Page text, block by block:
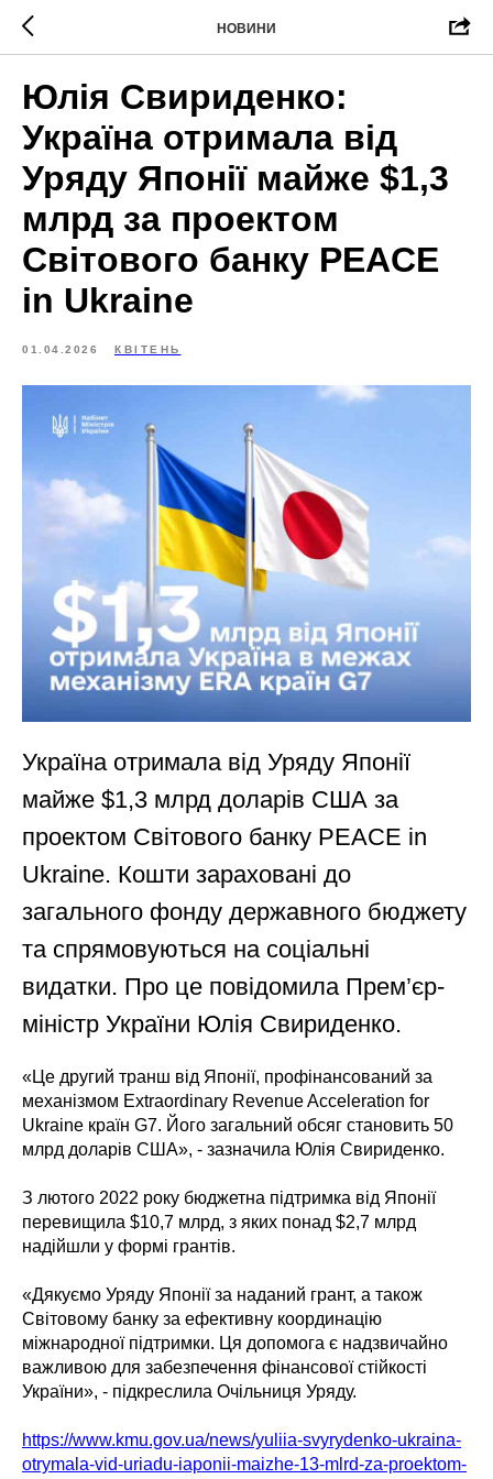
НОВИНИ
Юлія Свириденко:
Україна отримала від
Уряду Японії майже $1,3
млрд за проектом
Світового банку PEACE
in Ukraine
01.04.2026 КВІТЕНЬ
Україна отримала від Уряду Японії
майже $1,3 млрд доларів США за
проектом Світового банку PEACE in
Ukraine. Кошти зараховані до
загального фонду державного бюджету
та спрямовуються на соціальні
видатки. Про це повідомила Прем’єр-
міністр України Юлія Свириденко.
«Це другий транш від Японії, профінансований за
механізмом Extraordinary Revenue Acceleration for
Ukraine країн G7. Його загальний обсяг становить 50
млрд доларів США», - зазначила Юлія Свириденко.
З лютого 2022 року бюджетна підтримка від Японії
перевищила $10,7 млрд, з яких понад $2,7 млрд
надійшли у формі грантів.
«Дякуємо Уряду Японії за наданий грант, а також
Світовому банку за ефективну координацію
міжнародної підтримки. Ця допомога є надзвичайно
важливою для забезпечення фінансової стійкості
України», - підкреслила Очільниця Уряду.
https://www.kmu.gov.ua/news/yuliia-svyrydenko-ukraina-
otrymala-vid-uriadu-iaponii-maizhe-13-mlrd-za-proektom-